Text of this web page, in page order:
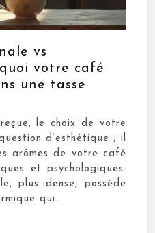
vs
votre café
une tasse
le choix de votre
d’esthétique ; il
arômes de votre café
et psychologiques.
plus dense, possède
qui…